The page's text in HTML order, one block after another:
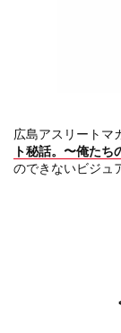
広島アスリートマ
ト秘話。〜俺たち
のできないビジュ